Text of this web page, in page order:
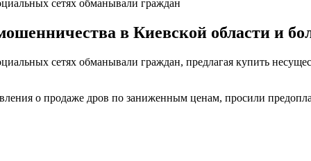
сетях обманывали граждан
в Киевской области и
сетях обманывали граждан, предлагая купить
о продаже дров по заниженным ценам, просили